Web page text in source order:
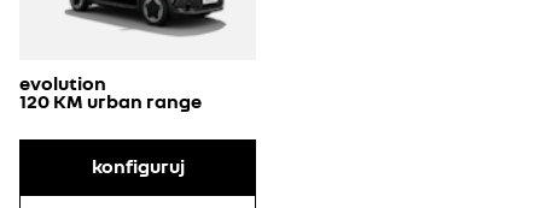
evolution
120 KM urban range
konfiguruj